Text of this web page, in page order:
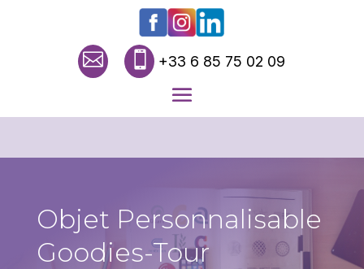
  +33 6 85 75 02 09
Objet Personnalisable
Goodies-Tour